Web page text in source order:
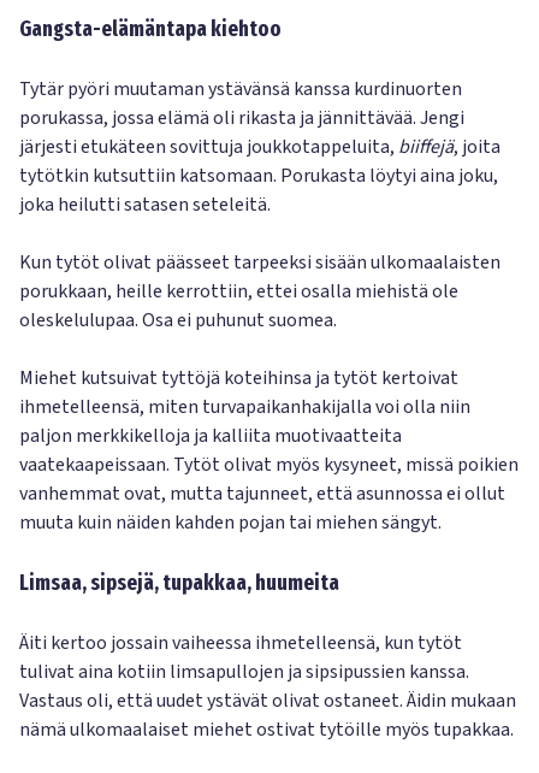
Gangsta-elämäntapa kiehtoo
Tytär pyöri muutaman ystävänsä kanssa kurdinuorten
porukassa, jossa elämä oli rikasta ja jännittävää. Jengi
järjesti etukäteen sovittuja joukkotappeluita, biiffejä, joita
tytötkin kutsuttiin katsomaan. Porukasta löytyi aina joku,
joka heilutti satasen seteleitä.
Kun tytöt olivat päässeet tarpeeksi sisään ulkomaalaisten
porukkaan, heille kerrottiin, ettei osalla miehistä ole
oleskelulupaa. Osa ei puhunut suomea.
Miehet kutsuivat tyttöjä koteihinsa ja tytöt kertoivat
ihmetelleensä, miten turvapaikanhakijalla voi olla niin
paljon merkkikelloja ja kalliita muotivaatteita
vaatekaapeissaan. Tytöt olivat myös kysyneet, missä poikien
vanhemmat ovat, mutta tajunneet, että asunnossa ei ollut
muuta kuin näiden kahden pojan tai miehen sängyt.
Limsaa, sipsejä, tupakkaa, huumeita
Äiti kertoo jossain vaiheessa ihmetelleensä, kun tytöt
tulivat aina kotiin limsapullojen ja sipsipussien kanssa.
Vastaus oli, että uudet ystävät olivat ostaneet. Äidin mukaan
nämä ulkomaalaiset miehet ostivat tytöille myös tupakkaa.